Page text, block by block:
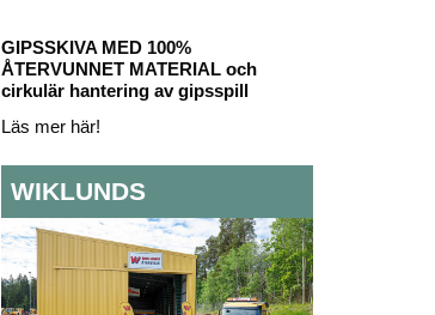
GIPSSKIVA MED 100%
ÅTERVUNNET MATERIAL och
cirkulär hantering av gipsspill
Läs mer här!
WIKLUNDS